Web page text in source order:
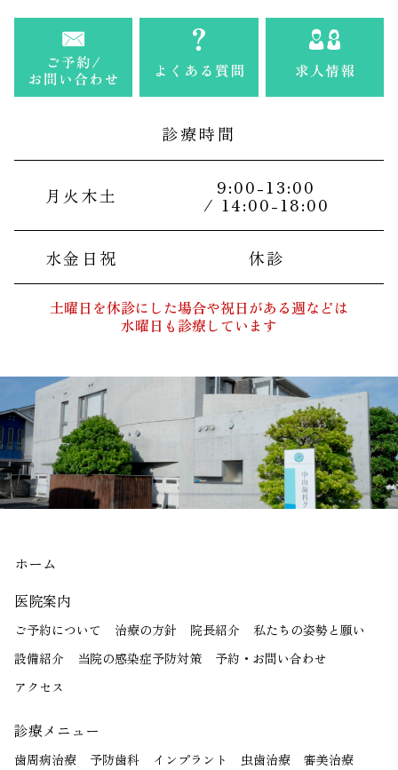
診療時間
月火木土 9:00-13:00
/ 14:00-18:00
水金日祝 休診
土曜日を休診にした場合や祝日がある週などは
水曜日も診療しています
ホーム
医院案内
ご予約について 治療の方針 院長紹介
私たちの姿勢と願い
設備紹介
当院の感染症予防対策
予約・お問い合わせ
アクセス
診療メニュー
歯周病治療 予防歯科 インプラント 虫歯治療
審美治療